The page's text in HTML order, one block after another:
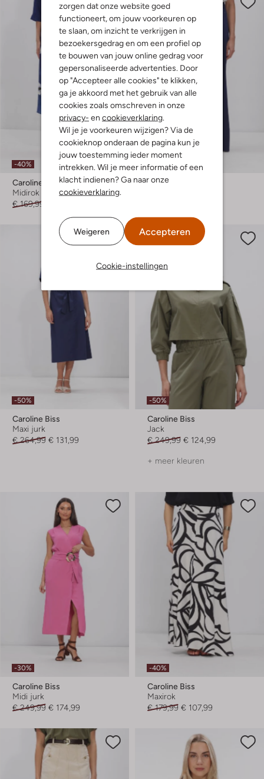
zorgen dat onze website goed
functioneert, om jouw voorkeuren op
te slaan, om inzicht te verkrijgen in
bezoekersgedrag en om een profiel op
te bouwen van jouw online gedrag voor
gepersonaliseerde advertenties. Door
op "Accepteer alle cookies" te klikken,
ga je akkoord met het gebruik van alle
cookies zoals omschreven in onze
privacy- en cookieverklaring.
Wil je je voorkeuren wijzigen? Via de
cookieknop onderaan de pagina kun je
jouw toestemming ieder moment
intrekken. Wil je meer informatie of een
klacht indienen? Ga naar onze
cookieverklaring.
Weigeren Accepteren
Cookie-instellingen
-40%
Caroline Biss
Midirok
€ 169,99
Laatste items
-30%
Caroline Biss
-50%
Caroline Biss
Maxi jurk
€ 264,99 € 131,99
-50%
Caroline Biss
Jack
€ 249,99 € 124,99
+ meer kleuren
-30%
Caroline Biss
Midi jurk
€ 249,99 € 174,99
-40%
Caroline Biss
Maxirok
€ 179,99 € 107,99